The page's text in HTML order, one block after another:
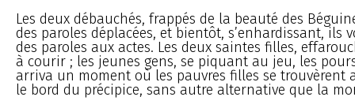
Les deux débauchés, frappés de la beauté des
des paroles déplacées, et bientôt, s’enhardissant, ils
des paroles aux actes. Les deux saintes filles,
à courir ; les jeunes gens, se piquant au jeu, les
arriva un moment où les pauvres filles se trouvèrent
le bord du précipice, sans autre alternative que la